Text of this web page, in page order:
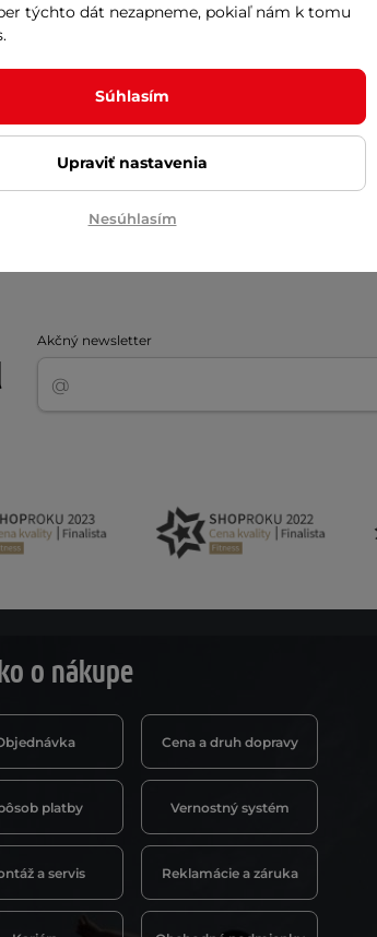
Polyester
Akčný newsletter
o nákupe
Cena a druh dopravy
platby Vernostný systém
a servis Reklamácie a záruka
týchto dát nezapneme, pokiaľ nám k tomu
Súhlasím
Upraviť nastavenia
Nesúhlasím